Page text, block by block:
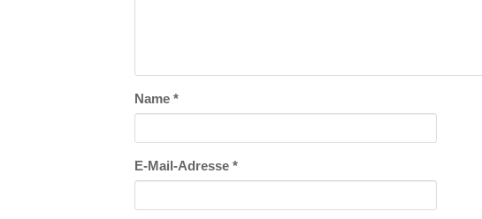
Name *
E-Mail-Adresse *